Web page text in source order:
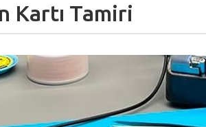
Kartı Tamiri